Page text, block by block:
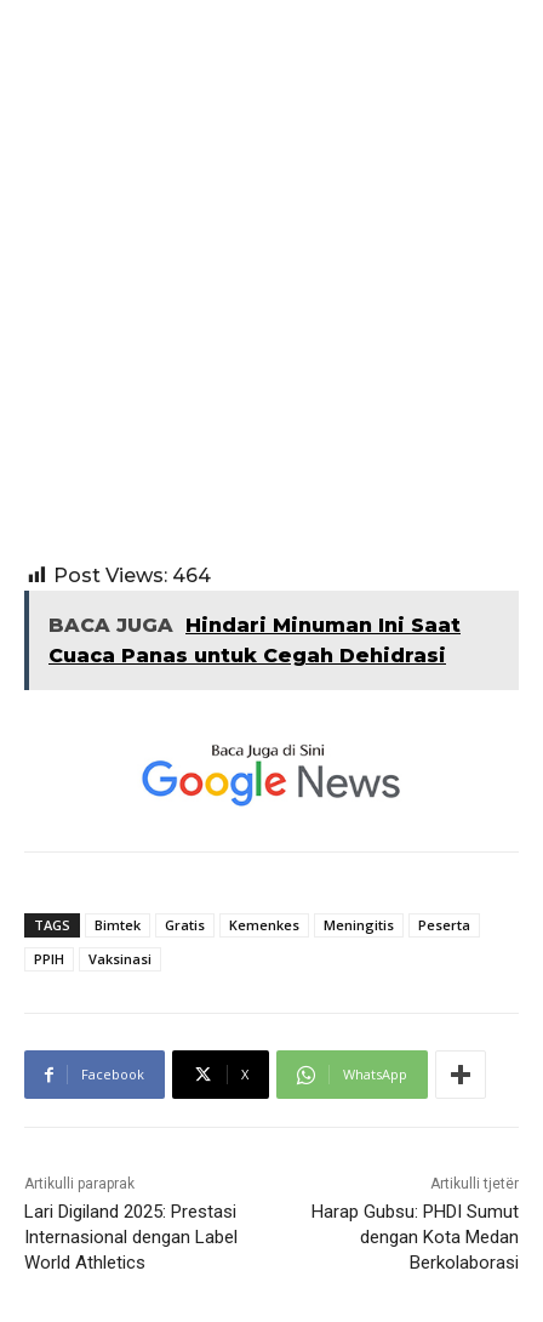
Post Views: 464
BACA JUGA Hindari Minuman Ini Saat
Cuaca Panas untuk Cegah Dehidrasi
TAGS Bimtek Gratis Kemenkes Meningitis
Peserta
PPIH
Vaksinasi
Facebook X WhatsApp
Artikulli paraprak
Lari Digiland 2025: Prestasi
Internasional dengan Label
World Athletics
Artikulli tjetër
Harap Gubsu: PHDI Sumut
dengan Kota Medan
Berkolaborasi